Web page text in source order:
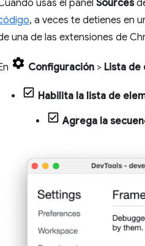
usas el panel Sources
, a veces te detienes en
una de las extensiones de
Configuración > Lista de
Habilita la lista de
Agrega la